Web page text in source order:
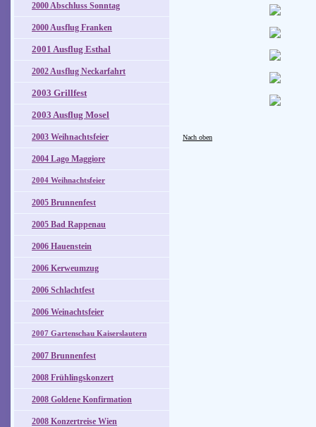
2000 Abschluss Sonntag
2000 Ausflug Franken
2001 Ausflug Esthal
2002 Ausflug Neckarfahrt
2003 Grillfest
2003 Ausflug Mosel
2003 Weihnachtsfeier
2004 Lago Maggiore
2004 Weihnachtsfeier
2005 Brunnenfest
2005 Bad Rappenau
2006 Hauenstein
2006 Kerweumzug
2006 Schlachtfest
2006 Weinachtsfeier
2007 Gartenschau Kaiserslautern
2007 Brunnenfest
2008 Frühlingskonzert
2008 Goldene Konfirmation
2008 Konzertreise Wien
Nach oben